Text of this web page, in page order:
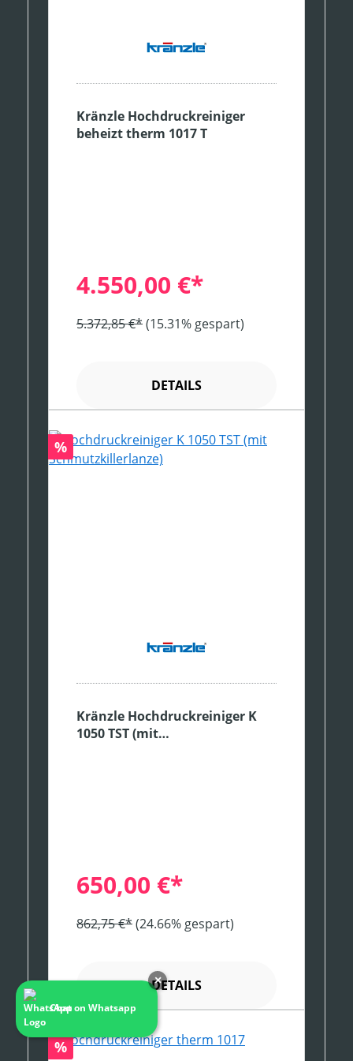
Kränzle Hochdruckreiniger
beheizt therm 1017 T
4.550,00 €*
5.372,85 €*(15.31% gespart)
DETAILS
Rabatt
%
Kränzle Hochdruckreiniger K
1050 TST (mit
650,00 €*
862,75 €*(24.66% gespart)
DETAILS
Rabatt
%
Chat on Whatsapp
×